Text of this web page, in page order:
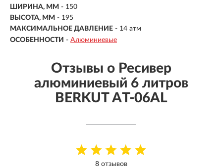
ШИРИНА, ММ - 150
ВЫСОТА, ММ - 195
МАКСИМАЛЬНОЕ ДАВЛЕНИЕ - 14 атм
ОСОБЕННОСТИ - Алюминиевые
Отзывы о Ресивер
алюминиевый 6 литров
BERKUT AT-06AL
8 отзывов